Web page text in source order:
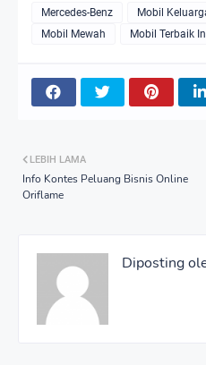
Mercedes-Benz
Mobil
Mobil Mewah
Mobil Terbaik
LEBIH LAMA
Info Kontes Peluang Bisnis Online
Oriflame
Diposting